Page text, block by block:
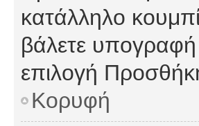
κατάλληλο
βάλετε
επιλογή
Κορυφή